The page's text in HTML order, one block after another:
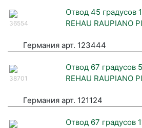
36554
Отвод 45 градусов
REHAU RAUPIANO
Германия арт. 123444
38701
Отвод 67 градусов
REHAU RAUPIANO
Германия арт. 121124
Отвод 67 градусов